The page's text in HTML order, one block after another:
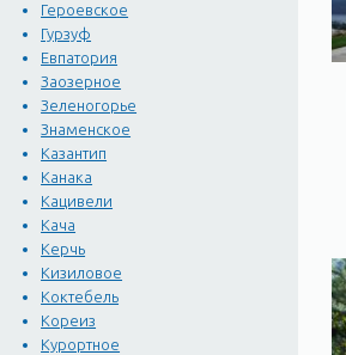
Героевское
Гурзуф
Евпатория
Заозерное
Зеленогорье
Знаменское
Казантип
Канака
Кацивели
Кача
Керчь
Кизиловое
Коктебель
Кореиз
Курортное